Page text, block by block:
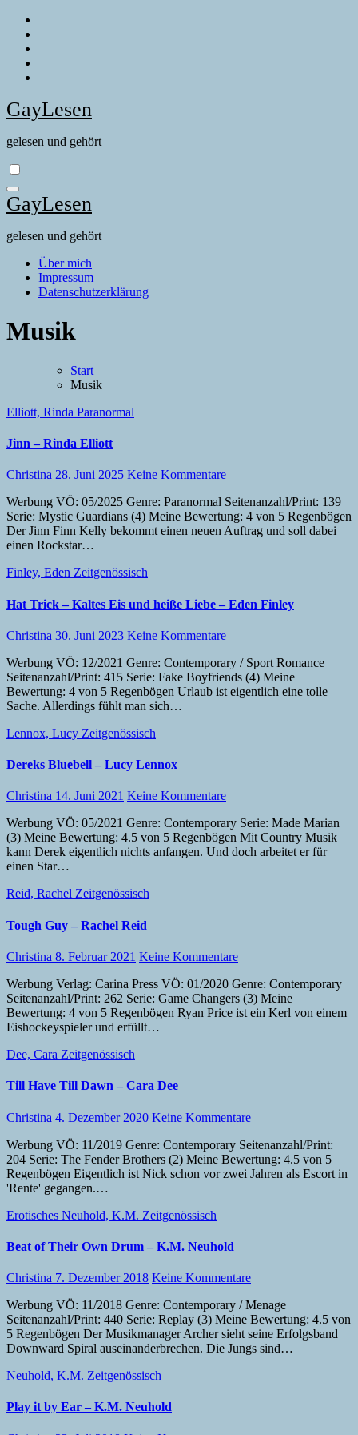
Zum
Inhalt
springen
GayLesen
gelesen und gehört
GayLesen
gelesen und gehört
Über mich
Impressum
Datenschutzerklärung
Musik
Start
Musik
Elliott, Rinda Paranormal
Jinn – Rinda Elliott
Christina 28. Juni 2025 Keine Kommentare
Werbung VÖ: 05/2025 Genre: Paranormal Seitenanzahl/Print: 139
Serie: Mystic Guardians (4) Meine Bewertung: 4 von 5 Regenbögen
Der Jinn Finn Kelly bekommt einen neuen Auftrag und soll dabei
einen Rockstar…
Finley, Eden Zeitgenössisch
Hat Trick – Kaltes Eis und heiße Liebe – Eden Finley
Christina 30. Juni 2023 Keine Kommentare
Werbung VÖ: 12/2021 Genre: Contemporary / Sport Romance
Seitenanzahl/Print: 415 Serie: Fake Boyfriends (4) Meine
Bewertung: 4 von 5 Regenbögen Urlaub ist eigentlich eine tolle
Sache. Allerdings fühlt man sich…
Lennox, Lucy Zeitgenössisch
Dereks Bluebell – Lucy Lennox
Christina 14. Juni 2021 Keine Kommentare
Werbung VÖ: 05/2021 Genre: Contemporary Serie: Made Marian
(3) Meine Bewertung: 4.5 von 5 Regenbögen Mit Country Musik
kann Derek eigentlich nichts anfangen. Und doch arbeitet er für
einen Star…
Reid, Rachel Zeitgenössisch
Tough Guy – Rachel Reid
Christina 8. Februar 2021 Keine Kommentare
Werbung Verlag: Carina Press VÖ: 01/2020 Genre: Contemporary
Seitenanzahl/Print: 262 Serie: Game Changers (3) Meine
Bewertung: 4 von 5 Regenbögen Ryan Price ist ein Kerl von einem
Eishockeyspieler und erfüllt…
Dee, Cara Zeitgenössisch
Till Have Till Dawn – Cara Dee
Christina 4. Dezember 2020 Keine Kommentare
Werbung VÖ: 11/2019 Genre: Contemporary Seitenanzahl/Print:
204 Serie: The Fender Brothers (2) Meine Bewertung: 4.5 von 5
Regenbögen Eigentlich ist Nick schon vor zwei Jahren als Escort in
'Rente' gegangen.…
Erotisches Neuhold, K.M. Zeitgenössisch
Beat of Their Own Drum – K.M. Neuhold
Christina 7. Dezember 2018 Keine Kommentare
Werbung VÖ: 11/2018 Genre: Contemporary / Menage
Seitenanzahl/Print: 440 Serie: Replay (3) Meine Bewertung: 4.5 von
5 Regenbögen Der Musikmanager Archer sieht seine Erfolgsband
Downward Spiral auseinanderbrechen. Die Jungs sind…
Neuhold, K.M. Zeitgenössisch
Play it by Ear – K.M. Neuhold